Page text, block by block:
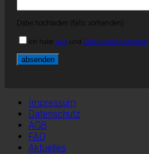
Datei hochladen (falls vorhanden):
Ich habe AGB und Datenschutzvorgaben
Impressum
Datenschutz
AGB
FAQ
Aktuelles